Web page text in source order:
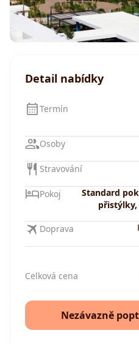
Detail nabídky
Termín
Osoby
Stravování
Pokoj
Standard
Doprava
Celková cena
Nezávazně